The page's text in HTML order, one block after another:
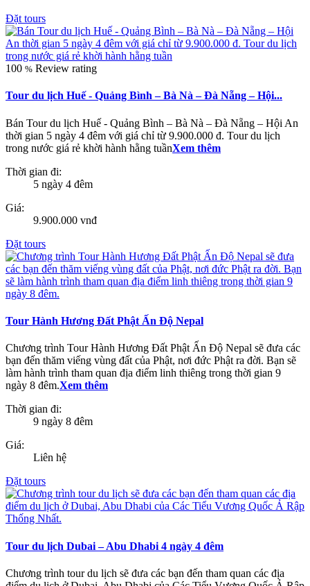
Đặt tours
100 % Review rating
Tour du lịch Huế - Quảng Bình – Bà Nà – Đà Nẵng – Hội...
Bán Tour du lịch Huế - Quảng Bình – Bà Nà – Đà Nẵng – Hội An
thời gian 5 ngày 4 đêm với giá chỉ từ 9.900.000 đ. Tour du lịch
trong nước giá rẻ khời hành hằng tuầnXem thêm
Thời gian đi:
5 ngày 4 đêm
Giá:
9.900.000 vnđ
Đặt tours
Tour Hành Hương Đất Phật Ấn Độ Nepal
Chương trình Tour Hành Hương Đất Phật Ấn Độ Nepal sẽ đưa các
bạn đến thăm viếng vùng đất của Phật, nơi đức Phật ra đời. Bạn sẽ
làm hành trình tham quan địa điểm linh thiêng trong thời gian 9
ngày 8 đêm.Xem thêm
Thời gian đi:
9 ngày 8 đêm
Giá:
Liên hệ
Đặt tours
Tour du lịch Dubai – Abu Dhabi 4 ngày 4 đêm
Chương trình tour du lịch sẽ đưa các bạn đến tham quan các địa